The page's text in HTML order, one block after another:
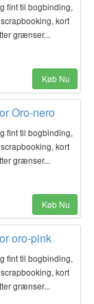
fint til bogbinding,
kort
grænser...
Køb Nu
Oro-nero
fint til bogbinding,
kort
grænser...
Køb Nu
oro-pink
fint til bogbinding,
kort
grænser...